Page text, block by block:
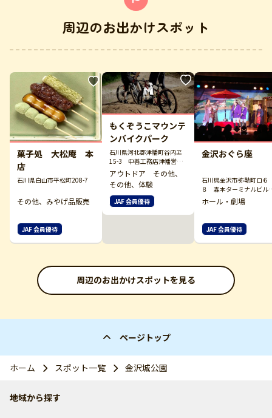
周辺のお出かけスポット
菓子処 大松庵 本
店
石川県白山市平松町208-7
その他、みやげ品販売
JAF 会員優待
もくぞうこマウンテ
ンバイクパーク
石川県河北郡津幡町谷内ヱ
15-3 中善工務店津幡営業
所敷地内
アウトドア その他、
その他、体験
JAF 会員優待
金沢おぐら座
石川県金沢市弥勒町ロ６
８ 森本ターミナルビ
ファミレ１F
ホール・劇場
JAF 会員優待
周辺のお出かけスポットを見る
ページトップ
ホーム スポット一覧 金沢城公園
地域から探す